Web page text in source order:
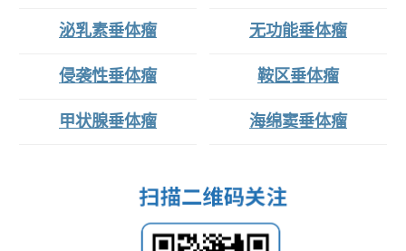
泌乳素垂体瘤 无功能垂体瘤
侵袭性垂体瘤 鞍区垂体瘤
甲状腺垂体瘤 海绵窦垂体瘤